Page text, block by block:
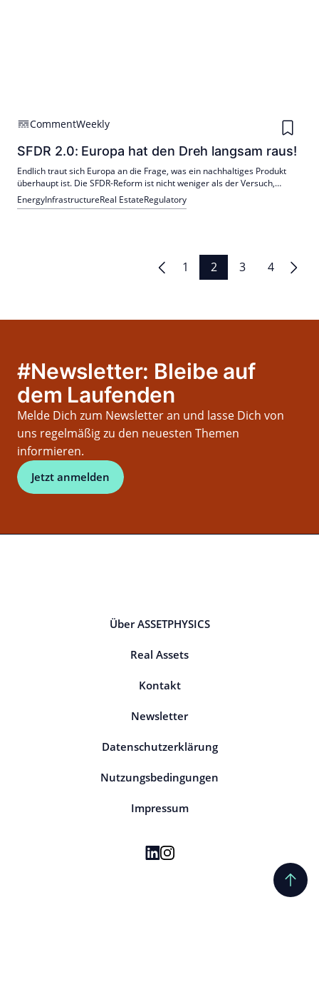
CommentWeekly
SFDR 2.0: Europa hat den Dreh langsam raus!
Endlich traut sich Europa an die Frage, was ein nachhaltiges Produkt
überhaupt ist. Die SFDR-Reform ist nicht weniger als der Versuch,
Ordnung in ein Jahrzehnt regulatorischem Chaos zu bringen.
EnergyInfrastructureReal EstateRegulatory
Seitennummerierung
1 2 3 4
#Newsletter: Bleibe auf
dem Laufenden
Melde Dich zum Newsletter an und lasse Dich von
uns regelmäßig zu den neuesten Themen
informieren.
Jetzt anmelden
Über ASSETPHYSICS
Real Assets
Kontakt
Newsletter
Datenschutzerklärung
Nutzungsbedingungen
Impressum